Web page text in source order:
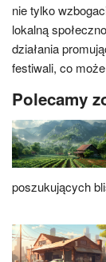
nie tylko
lokalną
działania
festiwali, co
Polecamy
poszukujących